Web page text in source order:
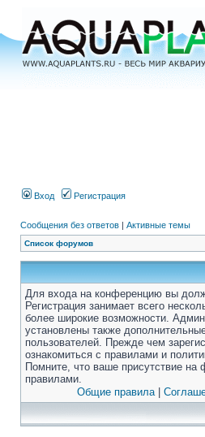
Вход Регистрация
Сообщения без ответов | Активные темы
Список форумов
Для входа на конференцию вы
Регистрация занимает всего
более широкие возможности.
установлены также
пользователей. Прежде чем
ознакомиться с правилами и
Помните, что ваше присутствие на
правилами.
Общие правила|